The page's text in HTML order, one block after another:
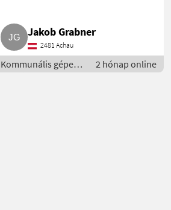
Jakob Grabner
2481 Achau
Kommunális gépek /
Rézsűkasza
2 hónap online